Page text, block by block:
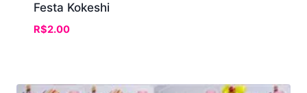
Festa Kokeshi
R$2.00